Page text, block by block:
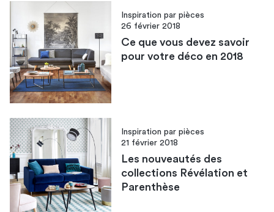
Inspiration par pièces
26 février 2018
Ce que vous devez savoir
pour votre déco en 2018
Inspiration par pièces
21 février 2018
Les nouveautés des
collections Révélation et
Parenthèse